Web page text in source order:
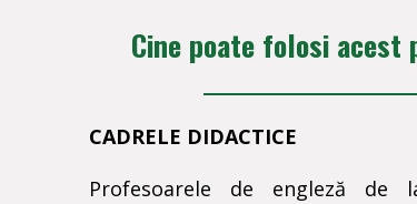
Cine poate folosi acest
CADRELE DIDACTICE
Profesoarele de engleză de